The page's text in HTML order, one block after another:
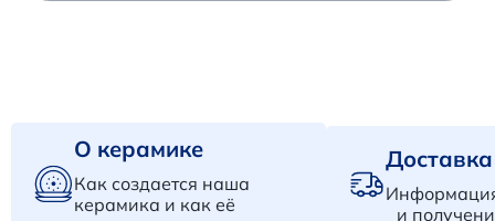
О керамике
Как создается наша
керамика и как её
и